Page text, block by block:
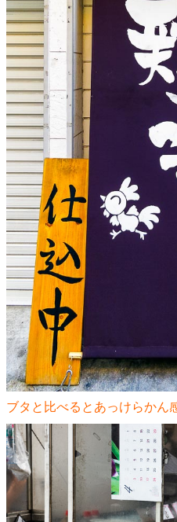
ブタと比べるとあっけらかん